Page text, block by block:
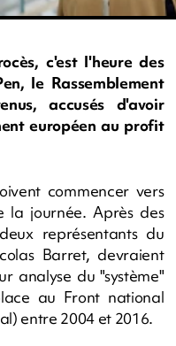
c'est l'heure des
le Rassemblement
accusés d'avoir
européen au profit
commencer vers
la journée. Après des
représentants du
Barret, devraient
analyse du "système"
au Front national
entre 2004 et 2016.